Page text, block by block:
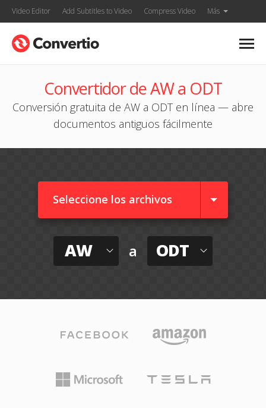
Video Editor Add Subtitles to Video Compress Video Más
Convertidor de AW a ODT
Conversión gratuita de AW a ODT en línea — abre
documentos antiguos fácilmente
Seleccione los archivos
AW a ODT